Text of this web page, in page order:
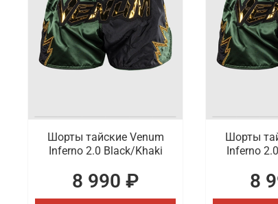
изнашиваются, в течение длительного
карманами, которые расширяют их
Продажа шорт для кроссфита
Шорты тайские Venum
Inferno 2.0 Black/Khaki
8 990 ₽
Шорты
Inferno
8